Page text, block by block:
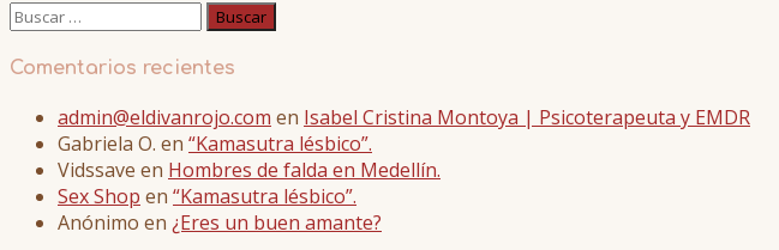
Buscar:
Comentarios recientes
admin@eldivanrojo.com en Isabel Cristina Montoya | Psicoterapeuta y EMDR
Gabriela O. en “Kamasutra lésbico”.
Vidssave en Hombres de falda en Medellín.
Sex Shop en “Kamasutra lésbico”.
Anónimo en ¿Eres un buen amante?